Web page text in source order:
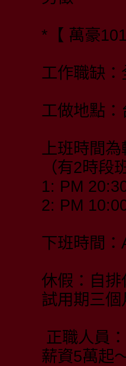
*【 萬豪
工作職缺
工做地點
上班時間
（有2時段
1: PM
2: PM
下班時間
休假：自
試用期三
正職人員：
薪資5萬起